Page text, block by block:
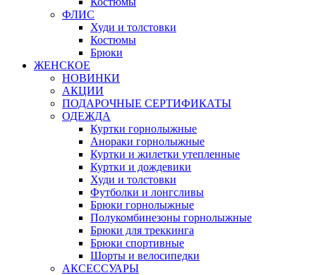
ФЛИС
Худи и толстовки
Костюмы
Брюки
ЖЕНСКОЕ
НОВИНКИ
АКЦИИ
ПОДАРОЧНЫЕ СЕРТИФИКАТЫ
ОДЕЖДА
Куртки горнолыжные
Анораки горнолыжные
Куртки и жилетки утепленные
Куртки и дождевики
Худи и толстовки
Футболки и лонгсливы
Брюки горнолыжные
Полукомбинезоны горнолыжные
Брюки для треккинга
Брюки спортивные
Шорты и велосипедки
АКСЕССУАРЫ